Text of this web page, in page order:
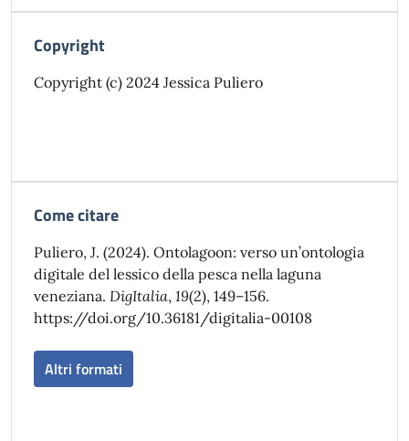
Copyright
Copyright (c) 2024 Jessica Puliero
Come citare
Puliero, J. (2024). Ontolagoon: verso un’ontologia
digitale del lessico della pesca nella laguna
veneziana. DigItalia, 19(2), 149–156.
https://doi.org/10.36181/digitalia-00108
Altri formati